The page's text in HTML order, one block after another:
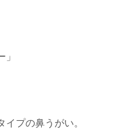
プの鼻うがい。